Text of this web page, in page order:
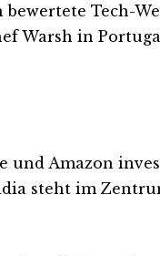
Tech-
in
Amazon
steht im